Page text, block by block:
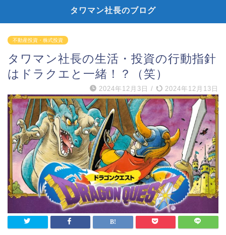
タワマン社長のブログ
不動産投資・株式投資
タワマン社長の生活・投資の行動指針
はドラクエと一緒！？（笑）
2024年12月3日 / 2024年12月13日